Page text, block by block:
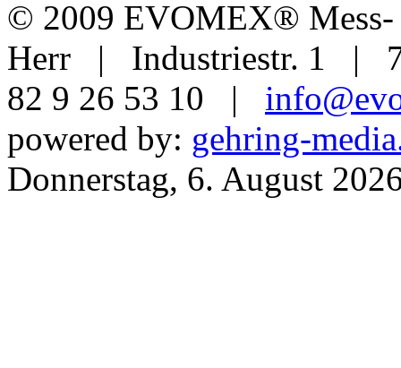
© 2009 EVOMEX®
Herr | Industriestr. 1 |
82 9 26 53 10 |
powered by: gehring-
Donnerstag, 6. August